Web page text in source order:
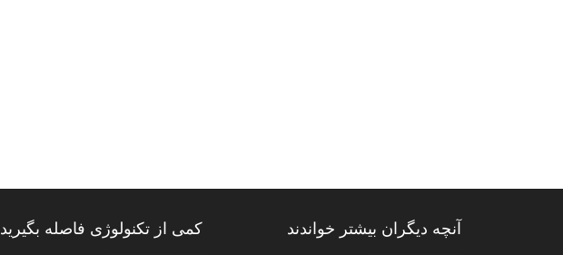
آنچه دیگران بیشتر خواندند کمی از تکنولوژی فاصله بگیرید